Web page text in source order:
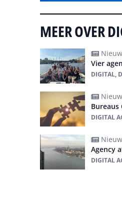
MEER OVER
Vier
DIGITAL,
Bureaus
DIGITAL
Agency
DIGITAL